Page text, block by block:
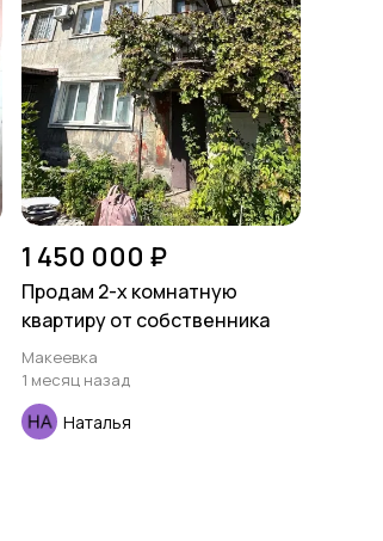
1 450 000 ₽
Продам 2-х комнатную
квартиру от собственника
Макеевка
1 месяц назад
Наталья